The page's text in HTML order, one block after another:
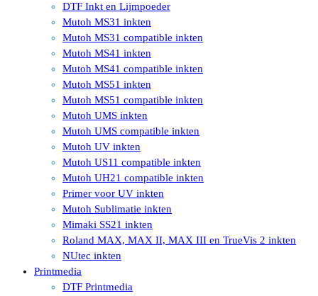
DTF Inkt en Lijmpoeder
Mutoh MS31 inkten
Mutoh MS31 compatible inkten
Mutoh MS41 inkten
Mutoh MS41 compatible inkten
Mutoh MS51 inkten
Mutoh MS51 compatible inkten
Mutoh UMS inkten
Mutoh UMS compatible inkten
Mutoh UV inkten
Mutoh US11 compatible inkten
Mutoh UH21 compatible inkten
Primer voor UV inkten
Mutoh Sublimatie inkten
Mimaki SS21 inkten
Roland MAX, MAX II, MAX III en TrueVis 2 inkten
NUtec inkten
Printmedia
DTF Printmedia